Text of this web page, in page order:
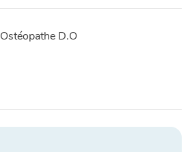
Ostéopathe D.O